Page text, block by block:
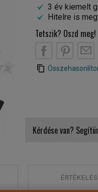
3 év kiemelt
Hitelre is
Tetszik? Oszd meg!
Kérdése van?